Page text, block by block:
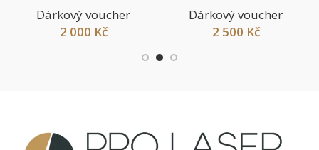
Dárkový voucher
2 000 Kč
Dárkový voucher
2 500 Kč